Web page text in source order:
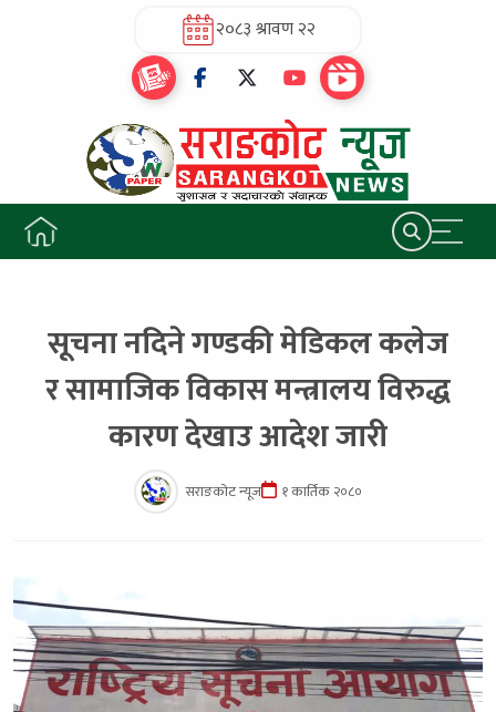
२०८३ श्रावण २२
सूचना नदिने गण्डकी मेडिकल कलेज
र सामाजिक विकास मन्त्रालय विरुद्ध
कारण देखाउ आदेश जारी
सराङकोट न्यूज १ कार्तिक २०८०